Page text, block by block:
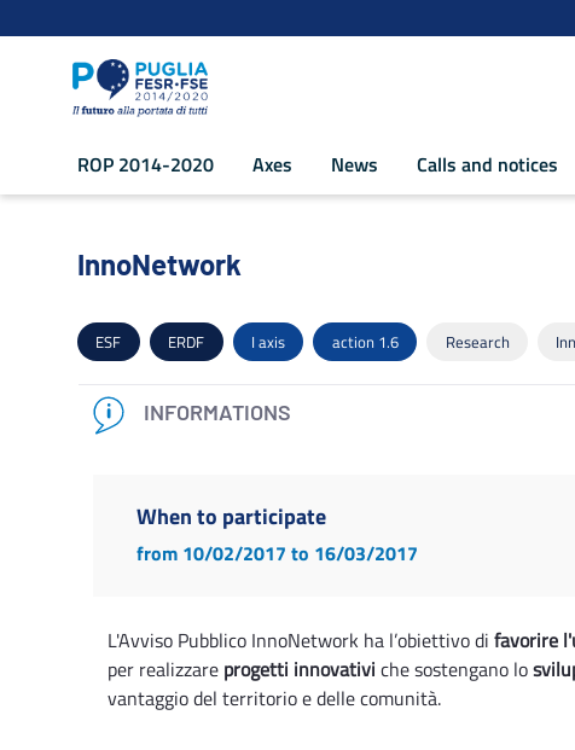
ROP 2014-2020 Axes News Calls and notices
InnoNetwork - POR Puglia 2014-2020
InnoNetwork
ESF ERDF I axis action 1.6 Research
INFORMATIONS
When to participate
from 10/02/2017 to 16/03/2017
L'Avviso Pubblico InnoNetwork ha l’obiettivo di favorire
per realizzare progetti innovativi che sostengano lo
vantaggio del territorio e delle comunità.